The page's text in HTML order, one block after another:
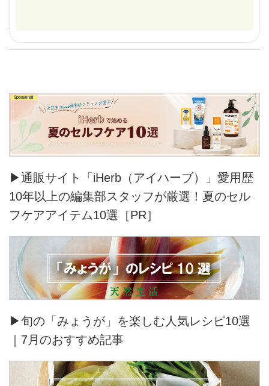
▶通販サイト「iHerb（アイハーブ）」愛用歴
10年以上の編集部スタッフが厳選！夏のセル
フケアアイテム10選［PR］
▶旬の「みょうが」を楽しむ人気レシピ10選
｜7月のおすすめ記事